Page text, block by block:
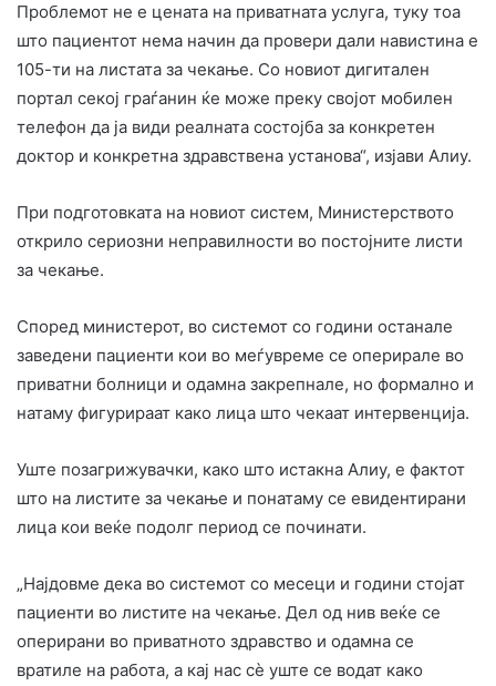
Проблемот не е цената на приватната услуга, туку тоа
што пациентот нема начин да провери дали навистина е
105-ти на листата за чекање. Со новиот дигитален
портал секој граѓанин ќе може преку својот мобилен
телефон да ја види реалната состојба за конкретен
доктор и конкретна здравствена установа“, изјави Алиу.
При подготовката на новиот систем, Министерството
открило сериозни неправилности во постојните листи
за чекање.
Според министерот, во системот со години останале
заведени пациенти кои во меѓувреме се оперирале во
приватни болници и одамна закрепнале, но формално и
натаму фигурираат како лица што чекаат интервенција.
Уште позагрижувачки, како што истакна Алиу, е фактот
што на листите за чекање и понатаму се евидентирани
лица кои веќе подолг период се починати.
„Најдовме дека во системот со месеци и години стојат
пациенти во листите на чекање. Дел од нив веќе се
оперирани во приватното здравство и одамна се
вратиле на работа, а кај нас сè уште се водат како